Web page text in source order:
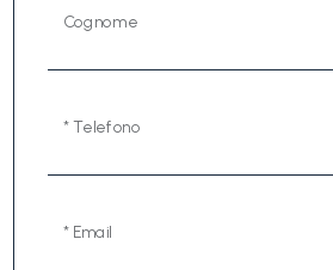
Cognome
* Telefono
* Email